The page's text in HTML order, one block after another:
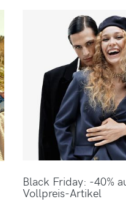
Black Friday: -40%
Vollpreis-Artikel